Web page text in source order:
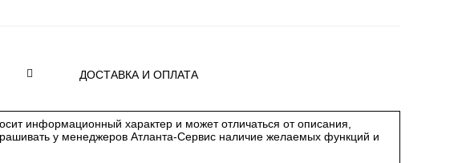
ДОСТАВКА И ОПЛАТА
информационный характер и может отличаться от описания,
у менеджеров Атланта-Сервис наличие желаемых функций и